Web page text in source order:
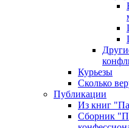
Курьезы
Сколько
Публикации
Из книг
Сборник